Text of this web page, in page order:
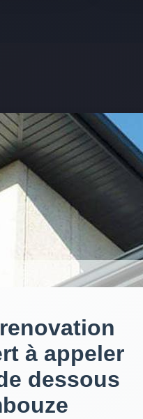
à appeler
dessous